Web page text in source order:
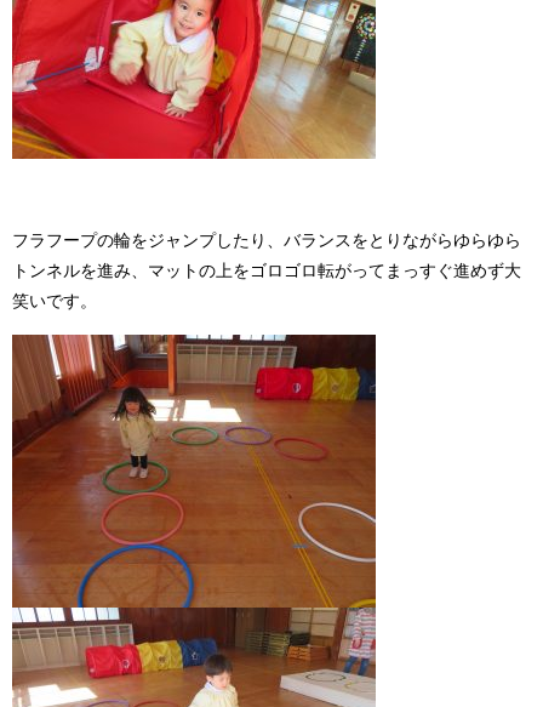
フラフープの輪をジャンプしたり、バランスをとりながらゆらゆら
トンネルを進み、マットの上をゴロゴロ転がってまっすぐ進めず大
笑いです。